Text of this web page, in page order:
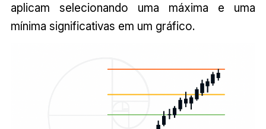
aplicam selecionando uma máxima e uma
mínima significativas em um gráfico.